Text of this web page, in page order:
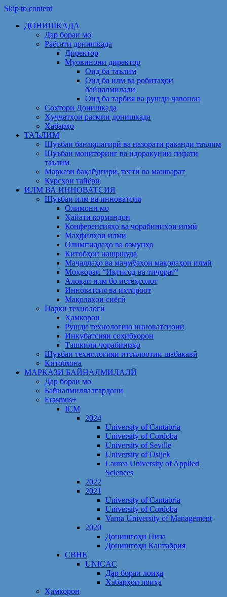
Skip to content
ДОНИШКАДА
Дар бораи мо
Раёсати донишкада
Директор
Муовинони директор
Оид ба таълим
Оид ба илм ва робитаҳои
байналмилалӣ
Оид ба тарбия ва рушди ҷавонон
Сохтори Донишкада
Ҳуҷҷатҳои расмии донишкада
Хабарҳо
ТАЪЛИМ
Шуъбаи банақшагирӣ ва назорати раванди таълим
Шуъбаи мониторинг ва идоракунии сифати
таълим
Маркази бақайдгирӣ, тестӣ ва машварат
Курсҳои тайёрӣ
ИЛМ ВА ИННОВАТСИЯ
Шуъбаи илм ва инноватсия
Олимони мо
Ҳайати кормандон
Конференсияҳо ва чорабиниҳои илмӣ
Маҳфилҳои илмӣ
Олимпиадаҳо ва озмунҳо
Китобҳои нашршуда
Маҷаллаҳо ва маҷмӯаҳои мақолаҳои илмӣ
Моҳвораи “Иқтисод ва тиҷорат”
Алоқаи илм бо истеҳсолот
Инноватсия ва ихтироот
Мақолаҳои сиёсӣ
Парки технологӣ
Ҳамкорон
Рушди технологию инноватсионӣ
Инкубатсияи соҳибкорон
Ташкили чорабиниҳо
Шуъбаи технологияи иттилоотии шабакавӣ
Китобхона
МАРКАЗИ БАЙНАЛМИЛАЛӢ
Дар бораи мо
Байналмиллалгардонӣ
Erasmus+
ICM
2024
University of Cantabria
University of Cordoba
University of Seville
University of Osijek
Laurea University of Applied
Sciences
2022
2021
University of Cantabria
University of Cordoba
Varna University of Management
2020
Донишгоҳи Пиза
Донишгоҳи Кантабрия
CBHE
UNICAC
Дар бораи лоиҳа
Хабарҳои лоиҳа
Ҳамкорон